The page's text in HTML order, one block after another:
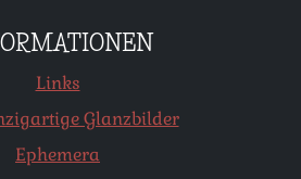
Links
Glanzbilder
Ephemera